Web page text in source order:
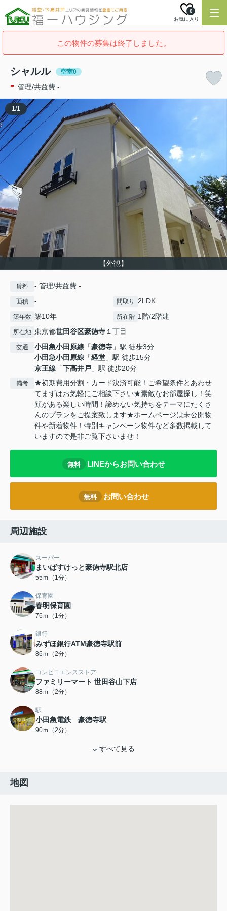
お気に入り
0
この物件の募集は終了しました。
シャルル 空室0
- 管理/共益費 -
【外観】
1/1
賃料 - 管理/共益費 -
面積 - 間取り 2LDK
築年数 築10年 所在階 1階/2階建
所在地 東京都世田谷区豪徳寺１丁目
交通 小田急小田原線 「豪徳寺 」駅 徒歩3分
小田急小田原線 「経堂 」駅 徒歩15分
京王線 「下高井戸 」駅 徒歩20分
備考
★初期費用分割・カード決済可能！ご希望条件とあわせ
てまずはお気軽にご相談下さい★素敵なお部屋探し！笑
顔がある楽しい時間！諦めない気持ちをテーマにたくさ
んのプランをご提案致します★ホームページは未公開物
件や新着物件！特別キャンペーン物件など多数掲載して
いますので是非ご覧下さいませ！
無料 LINEからお問い合わせ
無料 お問い合わせ
周辺施設
スーパー
まいばすけっと豪徳寺駅北店
55ｍ（1分）
保育園
春明保育園
76ｍ（1分）
銀行
みずほ銀行ATM豪徳寺駅前
86ｍ（2分）
コンビニエンスストア
ファミリーマート 世田谷山下店
88ｍ（2分）
駅
小田急電鉄 豪徳寺駅
90ｍ（2分）
すべて見る
地図